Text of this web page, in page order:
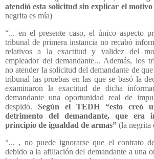
atendió esta solicitud sin explicar el motivo
negrita es mía)
“... en el presente caso, el único aspecto
tribunal de primera instancia no recabó
relativos a la exactitud y validez del
empleador del demandante... Además, los
no atender la solicitud del demandante de que
tribunal las pruebas en las que se basó la
examinaron la exactitud de dicha
demandante una oportunidad real de
despido. Según el TEDH “esto creó
detrimento del demandante, que era
principio de igualdad de armas” (la negrita
“... , no puede ignorarse que el contrato
debido a la afiliación del demandante a una